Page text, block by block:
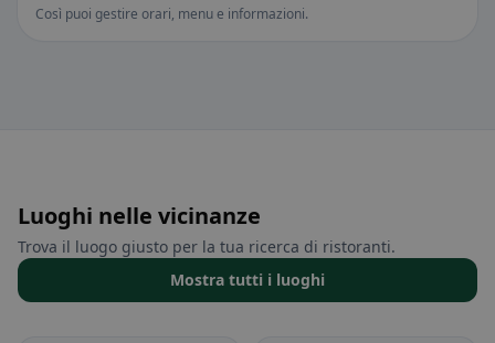
Così puoi gestire orari, menu e informazioni.
Luoghi nelle vicinanze
Trova il luogo giusto per la tua ricerca di ristoranti.
Mostra tutti i luoghi